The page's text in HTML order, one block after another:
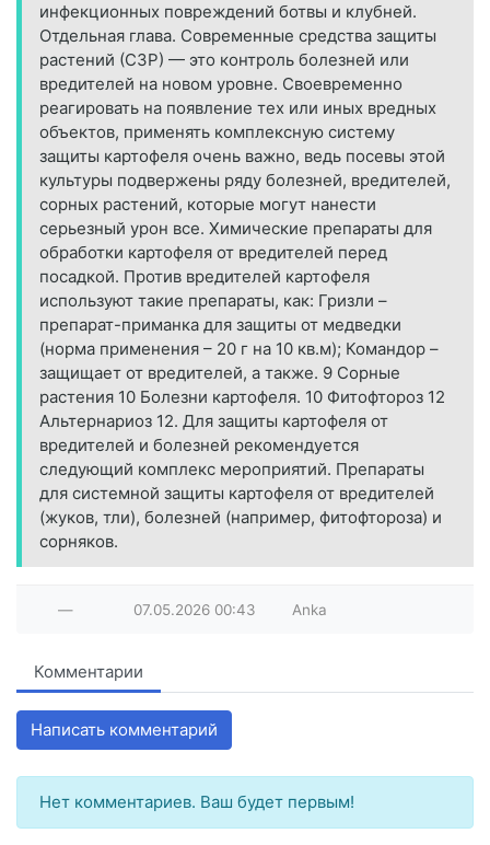
инфекционных повреждений ботвы и клубней.
Отдельная глава. Современные средства защиты
растений (СЗР) — это контроль болезней или
вредителей на новом уровне. Своевременно
реагировать на появление тех или иных вредных
объектов, применять комплексную систему
защиты картофеля очень важно, ведь посевы этой
культуры подвержены ряду болезней, вредителей,
сорных растений, которые могут нанести
серьезный урон все. Химические препараты для
обработки картофеля от вредителей перед
посадкой. Против вредителей картофеля
используют такие препараты, как: Гризли –
препарат-приманка для защиты от медведки
(норма применения – 20 г на 10 кв.м); Командор –
защищает от вредителей, а также. 9 Сорные
растения 10 Болезни картофеля. 10 Фитофтороз 12
Альтернариоз 12. Для защиты картофеля от
вредителей и болезней рекомендуется
следующий комплекс мероприятий. Препараты
для системной защиты картофеля от вредителей
(жуков, тли), болезней (например, фитофтороза) и
сорняков.
— 07.05.2026 00:43 Anka
Комментарии
Написать комментарий
Нет комментариев. Ваш будет первым!